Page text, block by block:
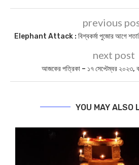
previous
Elephant Attack : বিশ্বকর্মা পুজোর আগে শতাধিক
next post
আজকের পত্রিকা – ১৭ সেপ্টেম্বর ২০২৩,
YOU MAY ALSO